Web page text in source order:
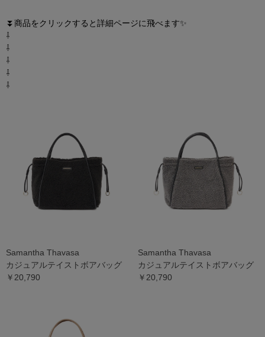
⏬商品をクリックすると詳細ページに飛べます✨
⇩
⇩
⇩
⇩
⇩
Samantha Thavasa
カジュアルテイストボアバッグ
￥20,790
Samantha Thavasa
カジュアルテイストボアバッグ
￥20,790